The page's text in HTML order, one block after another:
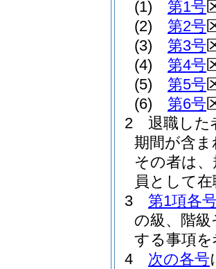
(1)
第1号
(2)
第2号
(3)
第3号
(4)
第4号
(5)
第5号
(6)
第6号
2
退職した
期間が含
その者は
員として
3
第1項各
の級、階
する事項
4
次の各号